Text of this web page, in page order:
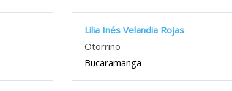
Lilia Inés Velandia Rojas
Otorrino
Bucaramanga